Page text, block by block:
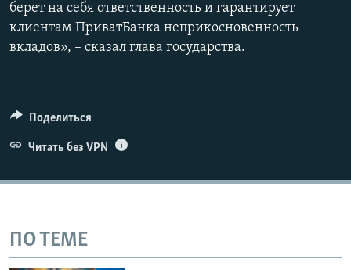
берет на себя ответственность и гарантирует
клиентам ПриватБанка неприкосновенность
вкладов», – сказал глава государства.
Поделиться
Читать без VPN
ПО ТЕМЕ